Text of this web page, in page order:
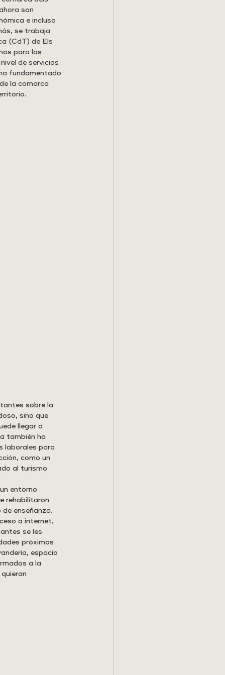
son
e incluso
se trabaja
(CdT) de Els
para las
de servicios
fundamentado
la comarca
sobre la
sino que
llegar a
también ha
laborales para
como un
al turismo
entorno
rehabilitaron
enseñanza.
a internet,
se les
próximas
espacio
a la